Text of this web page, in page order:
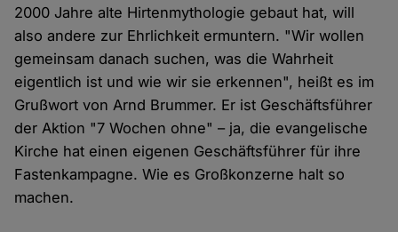
2000 Jahre alte Hirtenmythologie gebaut hat, will
also andere zur Ehrlichkeit ermuntern. "Wir wollen
gemeinsam danach suchen, was die Wahrheit
eigentlich ist und wie wir sie erkennen", heißt es im
Grußwort von Arnd Brummer. Er ist Geschäftsführer
der Aktion "7 Wochen ohne" – ja, die evangelische
Kirche hat einen eigenen Geschäftsführer für ihre
Fastenkampagne. Wie es Großkonzerne halt so
machen.